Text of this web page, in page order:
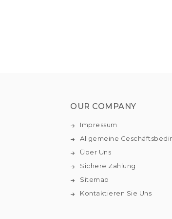
OUR COMPANY
Impressum
Allgemeine
Über Uns
Sichere Zahlung
Sitemap
Kontaktieren Sie Uns